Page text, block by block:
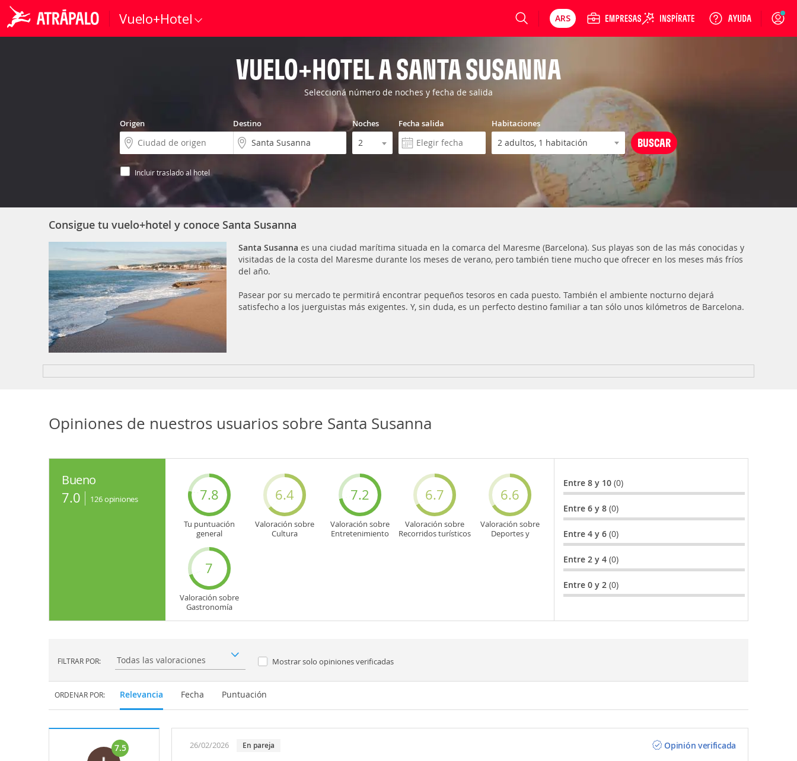
Vuelo+Hotel Precios enPeso argentino
ARSCambiar moneda Login
VUELO+HOTEL A SANTA SUSANNA
Seleccioná número de noches y fecha de salida
Origen Destino Noches Fecha salida Habitaciones
Incluir traslado al hotel
Consigue tu vuelo+hotel y conoce Santa Susanna
Santa Susanna es una ciudad marítima situada en la comarca del Maresme (Barcelona). Sus playas son de las más conocidas y
visitadas de la costa del Maresme durante los meses de verano, pero también tiene mucho que ofrecer en los meses más fríos
del año.
Pasear por su mercado te permitirá encontrar pequeños tesoros en cada puesto. También el ambiente nocturno dejará
satisfecho a los juerguistas más exigentes. Y, sin duda, es un perfecto destino familiar a tan sólo unos kilómetros de Barcelona.
Opiniones de nuestros usuarios sobre Santa Susanna
Bueno
7.0 126opiniones 7.8
Tu puntuación
general
6.4
Valoración sobre
Cultura
7.2
Valoración sobre
Entretenimiento
6.7
Valoración sobre
Recorridos turísticos
6.6
Valoración sobre
Deportes y
7
Valoración sobre
Gastronomía
Entre 8 y 10 (0)
Entre 6 y 8 (0)
Entre 4 y 6 (0)
Entre 2 y 4 (0)
Entre 0 y 2 (0)
FILTRAR POR: Filtrar por: Mostrar solo opiniones verificadas
ORDENAR POR: Relevancia Fecha Puntuación
7.5 26/02/2026 En pareja Opinión verificada